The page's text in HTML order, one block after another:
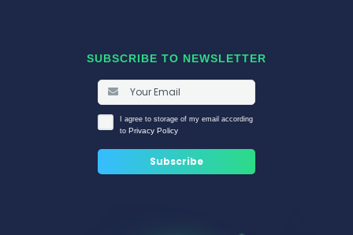
SUBSCRIBE TO NEWSLETTER
I agree to storage of my email according
to Privacy Policy